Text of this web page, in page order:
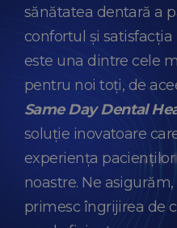
sănătatea dentară a
confortul și satisfacția
este una dintre cele
pentru noi toți, de
Same Day Dental
soluție inovatoare
experiența
noastre. Ne
primesc îngrijirea de